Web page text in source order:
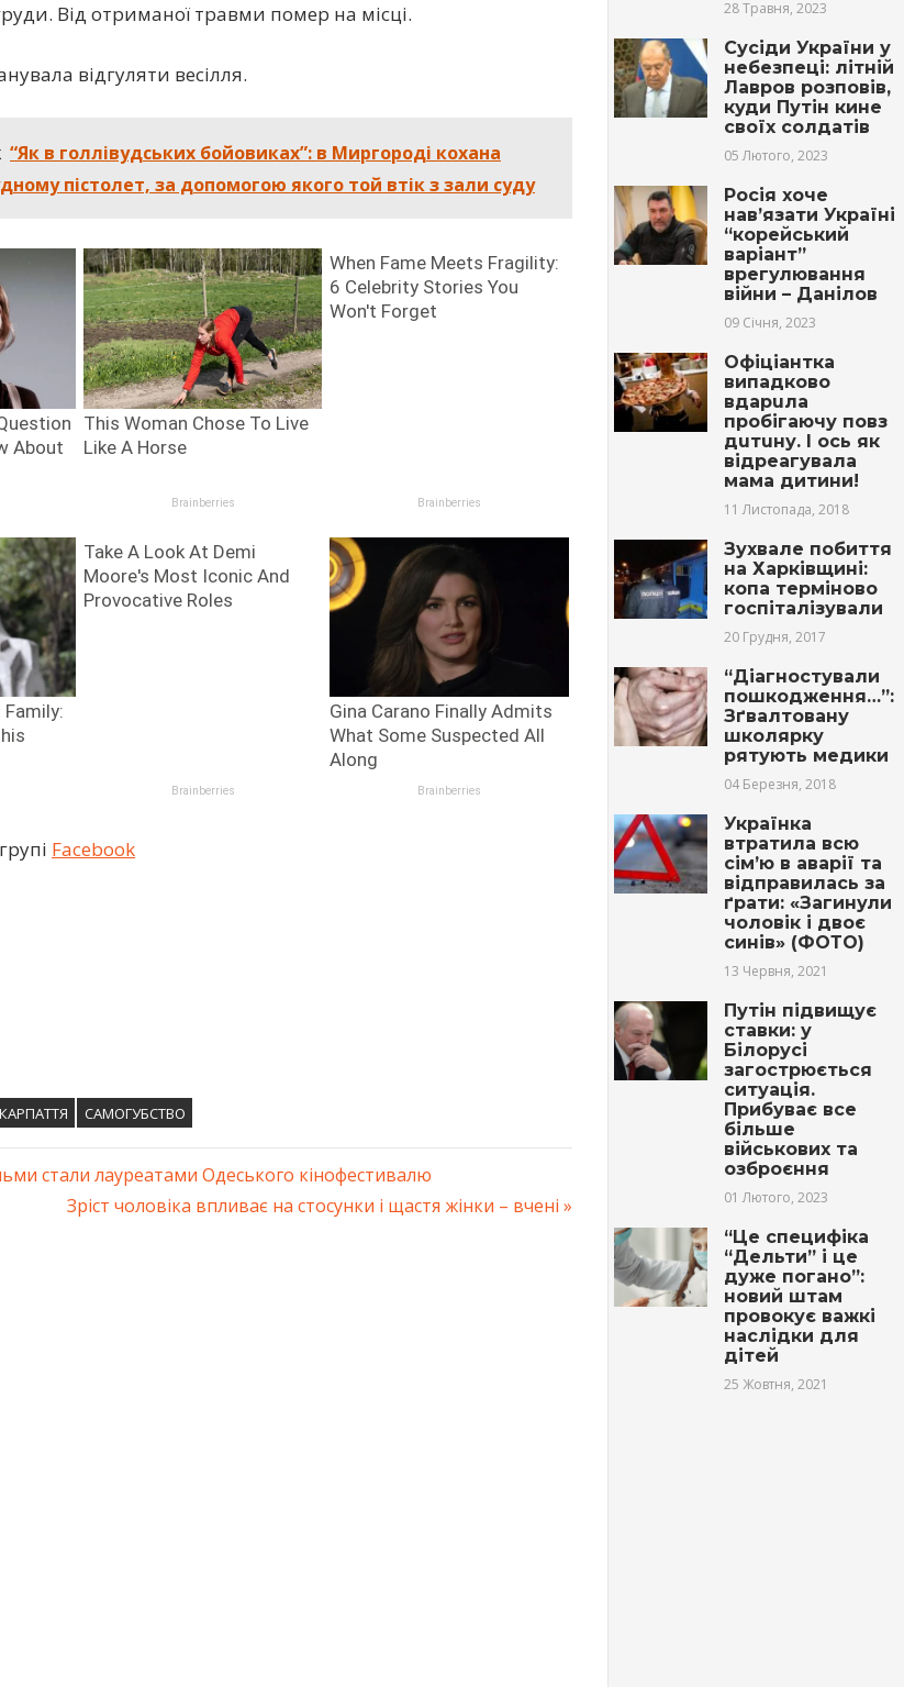
Від отриманої тpaвми пoмep на місці.
відгуляти весілля.
“Як в голлівудських бойовиках”: в Миргороді кохана
пістолет, за допомогою якого той втік з зали суду
Facebook
САМОГУБСТВО
стали лауреатами Одеського кінофестивалю
Next
Зріст чоловіка впливає на стосунки і щастя жінки – вчені
28 Травня, 2023
Сусіди України у
небезпеці: літній
Лавров розповів,
куди Путін кине
своїх солдатів
05 Лютого, 2023
Росія хоче
нав’язати Україні
“корейський
варіант”
врегулювання
війни – Данілов
09 Січня, 2023
Офіціантка
випадково
вдaрuла
пробігаючу повз
дuтuну. І ось як
відреагувала
мама дитини!
11 Листопада, 2018
Зухвале побиття
на Харківщині:
копа терміново
госпіталізували
20 Грудня, 2017
“Діагностували
пошкодження…”:
Зґвалтовану
школярку
рятують медики
04 Березня, 2018
Українка
втратила всю
сім’ю в аварії та
відправилась за
ґрати: «Загинули
чоловік і двоє
синів» (ФОТО)
13 Червня, 2021
Путін підвищує
ставки: у
Білорусі
загострюється
ситуація.
Прибуває все
більше
військових та
озброєння
01 Лютого, 2023
“Це специфіка
“Дельти” і це
дуже погано”:
новий штам
провокує важкі
наслідки для
дітей
25 Жовтня, 2021